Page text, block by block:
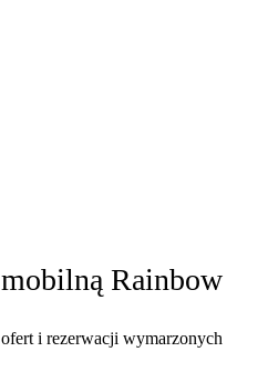
Rainbow
i rezerwacji wymarzonych